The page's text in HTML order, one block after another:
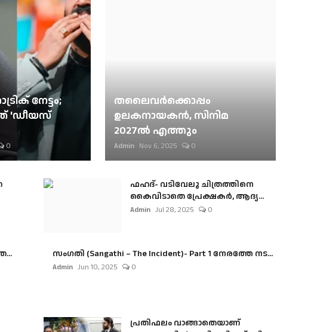
നേട്ടം;
'ഡീയസ്
0
തലൈവര്‍ക്കൊപ്പം
ഉലകനായകന്‍, സിനിമ
2027ല്‍ എത്തും
Admin Nov 6, 2025 0
ഫഹദ്- വടിവേലു ചിത്രത്തിനെ
കൈവിടാതെ പ്രേക്ഷകർ, ആദ്യ...
Admin Jul 28, 2025 0
സംഗതി (Sangathi – The Incident)- Part 1 നേരത്തേ നട...
Admin Jun 10, 2025 0
പ്രതിഫലം വാങ്ങാതെയാണ്